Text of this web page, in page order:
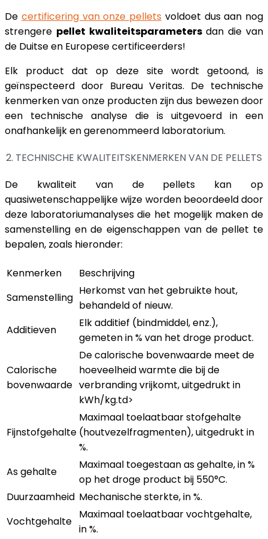
De certificering van onze pellets voldoet dus aan nog
strengere pellet kwaliteitsparametersdan die van
de Duitse en Europese certificeerders!
Elk product dat op deze site wordt getoond, is
geïnspecteerd door Bureau Veritas. De technische
kenmerken van onze producten zijn dus bewezen door
een technische analyse die is uitgevoerd in een
onafhankelijk en gerenommeerd laboratorium.
2. TECHNISCHE KWALITEITSKENMERKEN VAN DE PELLETS
De kwaliteit van de pellets kan op
quasiwetenschappelijke wijze worden beoordeeld door
deze laboratoriumanalyses die het mogelijk maken de
samenstelling en de eigenschappen van de pellet te
bepalen, zoals hieronder:
Kenmerken
Beschrijving
Samenstelling
Herkomst van het gebruikte hout,
behandeld of nieuw.
Additieven
Elk additief (bindmiddel, enz.),
gemeten in % van het droge product.
Calorische
bovenwaarde
De calorische bovenwaarde meet de
hoeveelheid warmte die bij de
verbranding vrijkomt, uitgedrukt in
kWh/kg.td>
Fijnstofgehalte
Maximaal toelaatbaar stofgehalte
(houtvezelfragmenten), uitgedrukt in
%.
As gehalte
Maximaal toegestaan as gehalte, in %
op het droge product bij 550°C.
Duurzaamheid Mechanische sterkte, in %.
Vochtgehalte
Maximaal toelaatbaar vochtgehalte,
in %.